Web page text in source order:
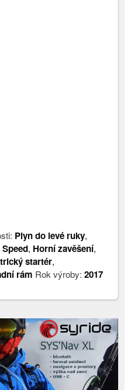
Plyn do levé ruky,
Speed, Horní zavěšení,
startér,
rám Rok výroby:2017